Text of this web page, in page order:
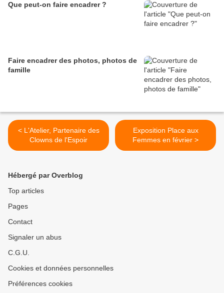
Que peut-on faire encadrer ?
Faire encadrer des photos, photos de
famille
< L'Atelier, Partenaire des
Clowns de l'Espoir
Exposition Place aux
Femmes en février >
Hébergé par Overblog
Top articles
Pages
Contact
Signaler un abus
C.G.U.
Cookies et données personnelles
Préférences cookies